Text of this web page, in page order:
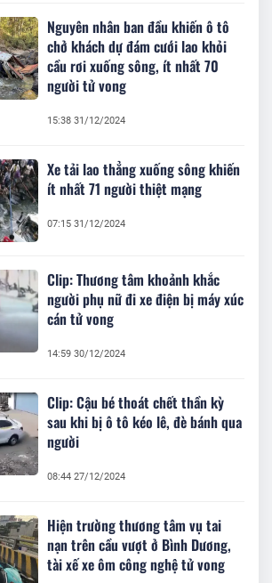
Nguyên nhân ban đầu khiến ô tô
chở khách dự đám cưới lao khỏi
cầu rơi xuống sông, ít nhất 70
người tử vong
15:38 31/12/2024
Xe tải lao thẳng xuống sông khiến
ít nhất 71 người thiệt mạng
07:15 31/12/2024
Clip: Thương tâm khoảnh khắc
người phụ nữ đi xe điện bị máy xúc
cán tử vong
14:59 30/12/2024
Clip: Cậu bé thoát chết thần kỳ
sau khi bị ô tô kéo lê, đè bánh qua
người
08:44 27/12/2024
Hiện trường thương tâm vụ tai
nạn trên cầu vượt ở Bình Dương,
tài xế xe ôm công nghệ tử vong